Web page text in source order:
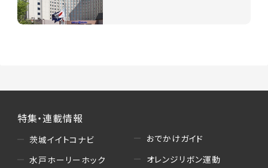
特集・連載情報
茨城イイトコナビ
水戸ホーリーホック
おでかけガイド
オレンジリボン運動